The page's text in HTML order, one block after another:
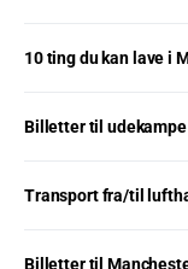
10 ting du kan lave i
Billetter til
Transport fra/til
Billetter til